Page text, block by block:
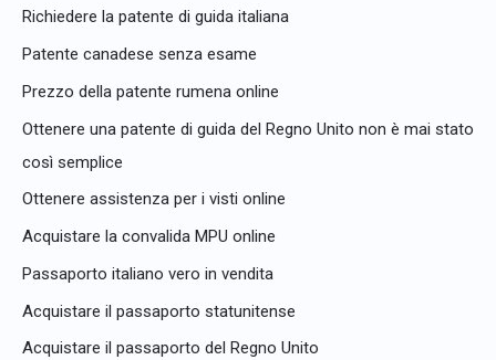
Richiedere la patente di guida italiana
Patente canadese senza esame
Prezzo della patente rumena online
Ottenere una patente di guida del Regno Unito non è mai stato
così semplice
Ottenere assistenza per i visti online
Acquistare la convalida MPU online
Passaporto italiano vero in vendita
Acquistare il passaporto statunitense
Acquistare il passaporto del Regno Unito